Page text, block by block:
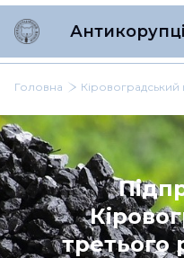
Головна Кіровоградський
третього